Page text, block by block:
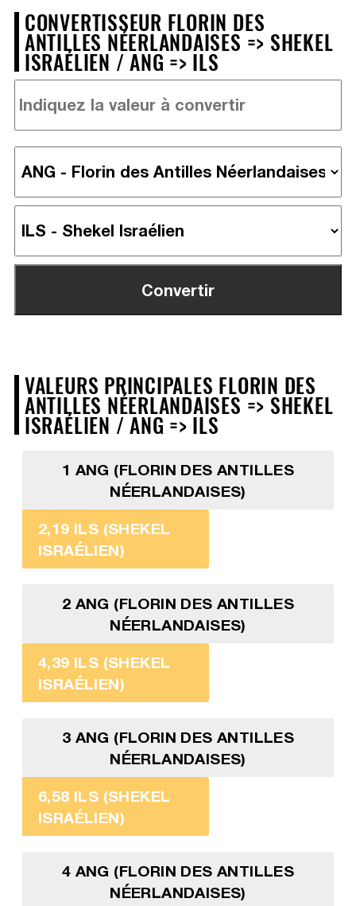
CONVERTISSEUR FLORIN DES
ANTILLES NÉERLANDAISES => SHEKEL
ISRAÉLIEN / ANG => ILS
VALEURS PRINCIPALES FLORIN DES
ANTILLES NÉERLANDAISES => SHEKEL
ISRAÉLIEN / ANG => ILS
1 ANG (FLORIN DES ANTILLES
NÉERLANDAISES)
2,19 ILS (SHEKEL
ISRAÉLIEN)
2 ANG (FLORIN DES ANTILLES
NÉERLANDAISES)
4,39 ILS (SHEKEL
ISRAÉLIEN)
3 ANG (FLORIN DES ANTILLES
NÉERLANDAISES)
6,58 ILS (SHEKEL
ISRAÉLIEN)
4 ANG (FLORIN DES ANTILLES
NÉERLANDAISES)